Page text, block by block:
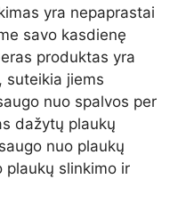
yra nepaprastai
savo kasdienę
produktas yra
suteikia jiems
nuo spalvos per
dažytų plaukų
nuo plaukų
plaukų slinkimo ir